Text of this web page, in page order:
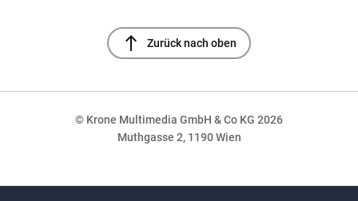
north Zurück nach oben
© Krone Multimedia GmbH & Co KG 2026
Muthgasse 2, 1190 Wien
NaN%